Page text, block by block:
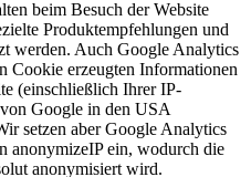
beim Besuch der Website
Produktempfehlungen und
werden. Auch Google Analytics
Cookie erzeugten Informationen
(einschließlich Ihrer IP-
Google in den USA
setzen aber Google Analytics
anonymizeIP ein, wodurch die
anonymisiert wird.